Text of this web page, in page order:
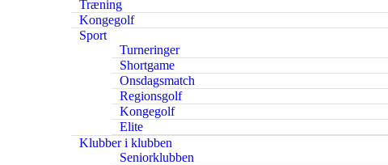
Træning
Kongegolf
Sport
Turneringer
Shortgame
Onsdagsmatch
Regionsgolf
Kongegolf
Elite
Klubber i klubben
Seniorklubben